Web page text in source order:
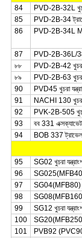
84
PVD-2B-32L
85
PVD-2B-34
86
PVD-2B-34L
87
PVD-2B-36L/38/
৮৮
PVD-2B-42 খুচরা
৮৯
PVD-2B-63 খুচরা
90
PVD45 খুচরা
91
NACHI 130 খুচরা
92
PVK-2B-505
93
বব 331
94
BOB 337 ট্রাভেল
95
SG02 খুচরা
96
SG025(MFB40)
97
SG04(MFB80)
98
SG08(MFB160)
99
SG12 খুচরা
100
SG20(MFB250)
101
PVB92